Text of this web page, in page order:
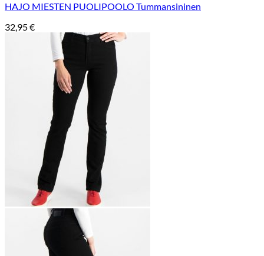
HAJO MIESTEN PUOLIPOOLO Tummansininen
32,95€